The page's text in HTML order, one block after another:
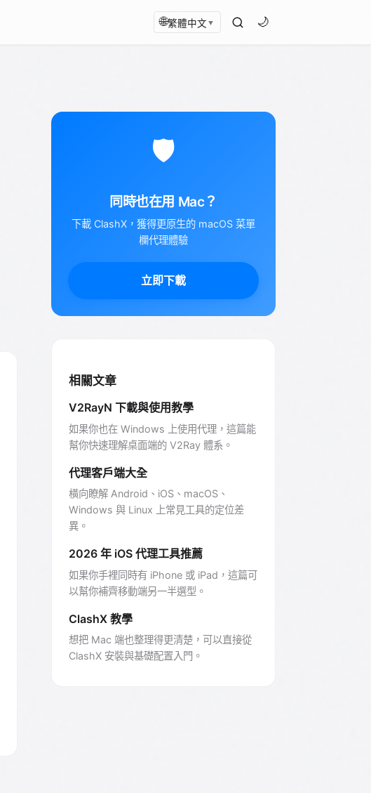
🌐繁體中文 ▼ 🌙
🛡️
同時也在用 Mac？
下載 ClashX，獲得更原生的 macOS 菜單
欄代理體驗
立即下載
相關文章
V2RayN 下載與使用教學
如果你也在 Windows 上使用代理，這篇能
幫你快速理解桌面端的 V2Ray 體系。
代理客戶端大全
橫向瞭解 Android、iOS、macOS、
Windows 與 Linux 上常見工具的定位差
異。
2026 年 iOS 代理工具推薦
如果你手裡同時有 iPhone 或 iPad，這篇可
以幫你補齊移動端另一半選型。
ClashX 教學
想把 Mac 端也整理得更清楚，可以直接從
ClashX 安裝與基礎配置入門。